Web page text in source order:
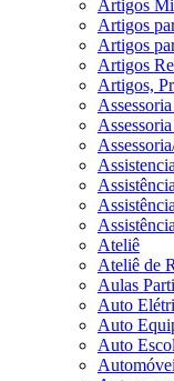
Artigos
Artigos
Artigos
Artigos
Artigos,
Ateliê
Ateliê de
Aulas
Auto
Auto
Auto